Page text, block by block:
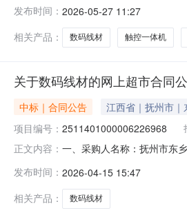
州市东乡区财富广场35栋综
发布时间： 2026-05-27 11:27
相关产品：
数码线材 触控一体机
关于数码线材的网上超市合同
中标｜合同公告 江西省｜抚州市｜
项目编号： 2511401000006226968
正文内容： 一、采购人名称：抚州市东
161.003.6579.62无品牌
发布时间： 2026-04-15 15:47
相关产品：
数码线材